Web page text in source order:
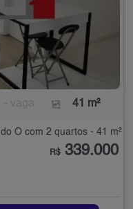
41 m²
Ó com 2 quartos - 41 m²
R$ 339.000